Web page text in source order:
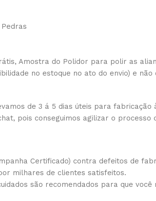
Amostra do Polidor para polir as
no estoque no ato do envio) e
de 3 á 5 dias úteis para
pois conseguimos agilizar o
Certificado) contra defeitos de
milhares de clientes satisfeitos.
são recomendados para que